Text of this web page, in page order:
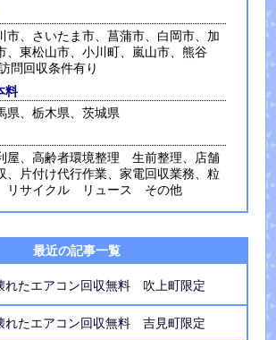
市、さいたま市、菖蒲市、白岡市、加
、東松山市、小川町、嵐山市、熊谷
問回収条件有り
料
県、栃木県、茨城県
屋、高齢者環境整理 生前整理、店舗
、片付け代行作業、家電回収業務、粒
リサイクル リュース その他
最近の記事一覧
たエアコン回収無料 吹上町限定
たエアコン回収無料 吉見町限定